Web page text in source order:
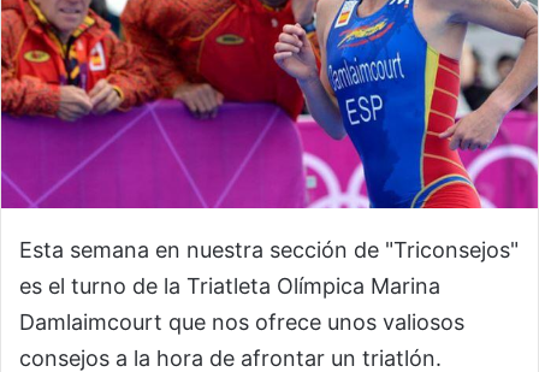
Esta semana en nuestra sección de "Triconsejos"
es el turno de la Triatleta Olímpica Marina
Damlaimcourt que nos ofrece unos valiosos
consejos a la hora de afrontar un triatlón.